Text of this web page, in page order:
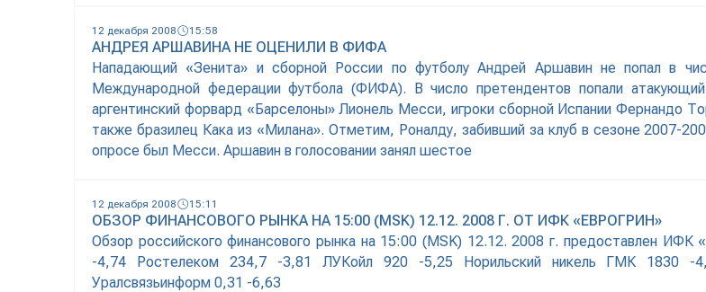
12 декабря 2008 15:58
АНДРЕЯ АРШАВИНА НЕ ОЦЕНИЛИ В ФИФА
Нападающий «Зенита» и сборной России по футболу Андрей Аршавин не попал в
Международной федерации футбола (ФИФА). В число претендентов попали
аргентинский форвард «Барселоны» Лионель Месси, игроки сборной Испании Фернандо
также бразилец Кака из «Милана». Отметим, Роналду, забивший за клуб в сезоне 2007-
опросе был Месси. Аршавин в голосовании занял шестое
12 декабря 2008 15:11
ОБЗОР ФИНАНСОВОГО РЫНКА НА 15:00 (MSK) 12.12. 2008 Г. ОТ ИФК «ЕВРОГРИН»
Обзор российского финансового рынка на 15:00 (MSK) 12.12. 2008 г. предоставлен
-4,74 Ростелеком 234,7 -3,81 ЛУКойл 920 -5,25 Норильский никель ГМК 1830 -
Уралсвязьинформ 0,31 -6,63